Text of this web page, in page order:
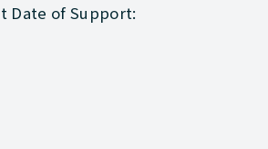
Date of Support: